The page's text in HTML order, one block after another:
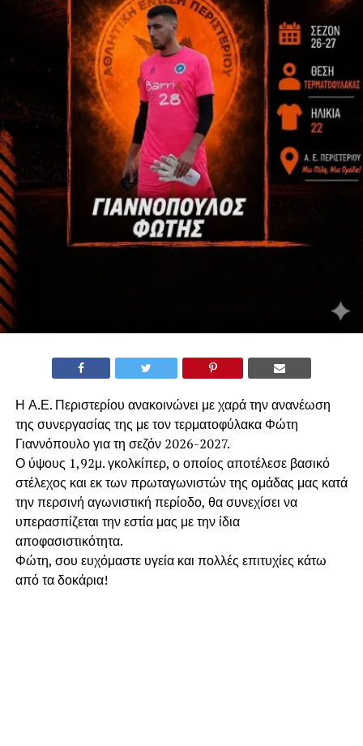
Η Α.Ε. Περιστερίου ανακοινώνει με χαρά την ανανέωση
της συνεργασίας της με τον τερματοφύλακα Φώτη
Γιαννόπουλο για τη σεζόν 2026-2027.
​Ο ύψους 1,92μ. γκολκίπερ, ο οποίος αποτέλεσε βασικό
στέλεχος και εκ των πρωταγωνιστών της ομάδας μας κατά
την περσινή αγωνιστική περίοδο, θα συνεχίσει να
υπερασπίζεται την εστία μας με την ίδια
αποφασιστικότητα.
​Φώτη, σου ευχόμαστε υγεία και πολλές επιτυχίες κάτω
από τα δοκάρια!